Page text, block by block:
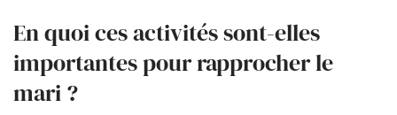
En quoi ces activités sont-elles
importantes pour rapprocher le
mari ?